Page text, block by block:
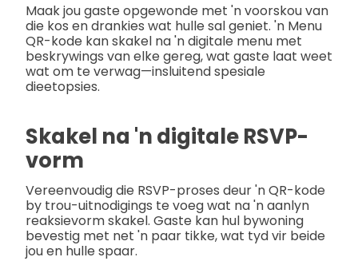
Maak jou gaste opgewonde met 'n voorskou van
die kos en drankies wat hulle sal geniet. 'n Menu
QR-kode kan skakel na 'n digitale menu met
beskrywings van elke gereg, wat gaste laat weet
wat om te verwag—insluitend spesiale
dieetopsies.
Skakel na 'n digitale RSVP-
vorm
Vereenvoudig die RSVP-proses deur 'n QR-kode
by trou-uitnodigings te voeg wat na 'n aanlyn
reaksievorm skakel. Gaste kan hul bywoning
bevestig met net 'n paar tikke, wat tyd vir beide
jou en hulle spaar.